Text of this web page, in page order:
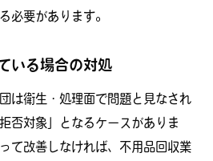
必要があります。
いる場合の対処
は衛生・処理面で問題と見なされ
否対象」となるケースがありま
て改善しなければ、不用品回収業